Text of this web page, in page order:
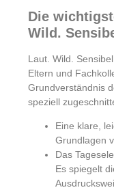
Die
Wild.
Laut. Wild.
Eltern und
Grundverständnis
speziell
Eine klare,
Grundlagen
Das
Es spiegelt